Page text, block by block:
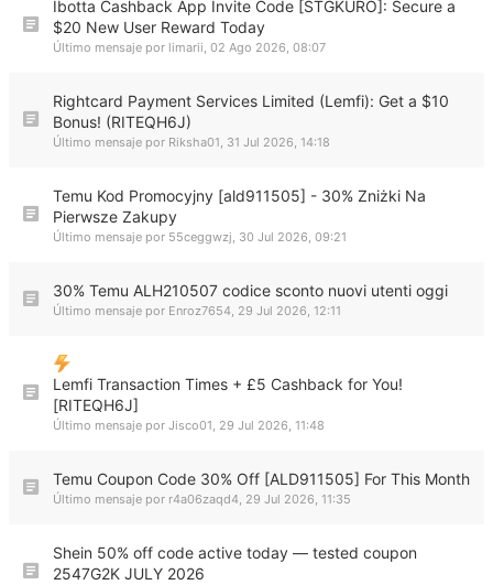
Ibotta Cashback App Invite Code [STGKURO]: Secure a
$20 New User Reward Today
Último mensaje por limarii, 02 Ago 2026, 08:07
Rightcard Payment Services Limited (Lemfi): Get a $10
Bonus! (RITEQH6J)
Último mensaje por Riksha01, 31 Jul 2026, 14:18
Temu Kod Promocyjny [ald911505] - 30% Zniżki Na
Pierwsze Zakupy
Último mensaje por 55ceggwzj, 30 Jul 2026, 09:21
30% Temu ALH210507 codice sconto nuovi utenti oggi
Último mensaje por Enroz7654, 29 Jul 2026, 12:11
Lemfi Transaction Times + £5 Cashback for You!
[RITEQH6J]
Último mensaje por Jisco01, 29 Jul 2026, 11:48
Temu Coupon Code 30% Off [ALD911505] For This Month
Último mensaje por r4a06zaqd4, 29 Jul 2026, 11:35
Shein 50% off code active today — tested coupon
2547G2K JULY 2026